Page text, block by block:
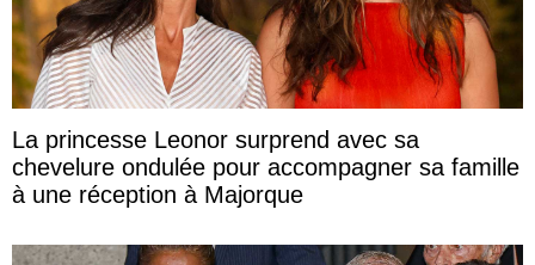
La princesse Leonor surprend avec sa
chevelure ondulée pour accompagner sa famille
à une réception à Majorque